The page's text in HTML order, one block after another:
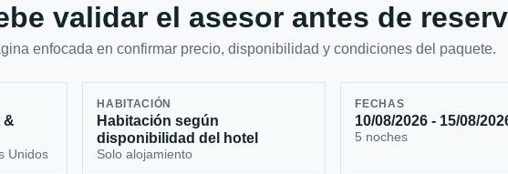
validar el asesor antes de
enfocada en confirmar precio, disponibilidad y condiciones del paquete.
&
Unidos
HABITACIÓN
Habitación según
disponibilidad del hotel
Solo alojamiento
FECHAS
10/08/2026 - 15/08/
5 noches